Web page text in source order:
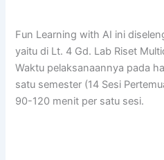
Fun Learning with AI ini
yaitu di Lt. 4 Gd. Lab Riset
Waktu pelaksanaannya pada
satu semester (14 Sesi
90-120 menit per satu sesi.